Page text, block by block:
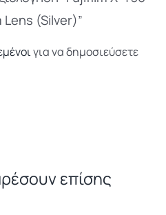
Lens (Silver)”
για να δημοσιεύσετε
επίσης